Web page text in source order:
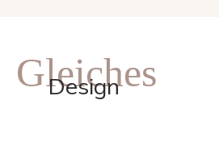
Gleiches
Design